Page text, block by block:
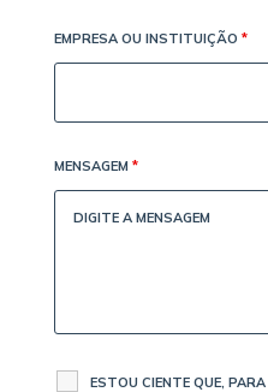
EMPRESA OU INSTITUIÇÃO *
MENSAGEM *
ESTOU CIENTE QUE,